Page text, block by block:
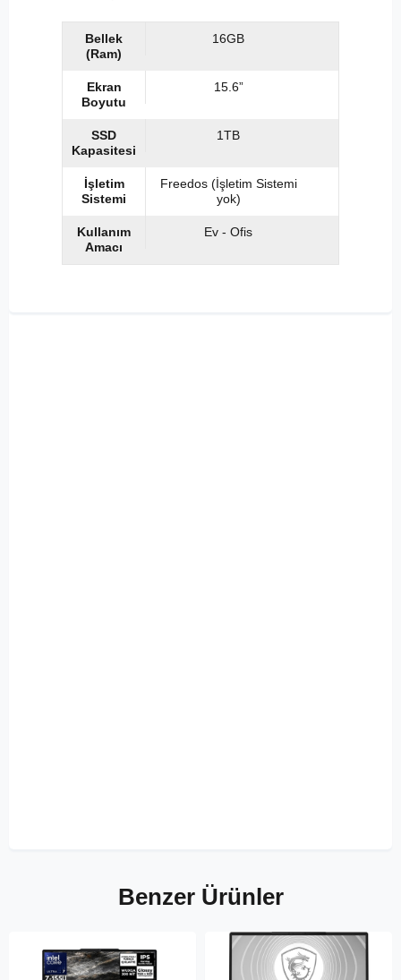
Bellek
(Ram)
16GB
Ekran
Boyutu
15.6”
SSD
Kapasitesi
1TB
İşletim
Sistemi
Freedos (İşletim Sistemi
yok)
Kullanım
Amacı
Ev - Ofis
Benzer Ürünler